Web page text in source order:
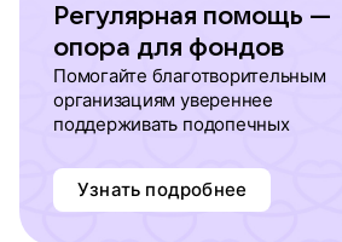
Регулярная помощь —
опора для фондов
Помогайте благотворительным
организациям увереннее
поддерживать подопечных
Узнать подробнее